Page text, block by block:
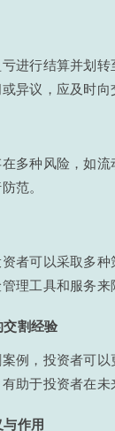
进行结算并划
异议，应及时向
多种风险，如
范。
者可以采取多
理工具和服务来
割经验
例，投资者可
助于投资者在未
作用